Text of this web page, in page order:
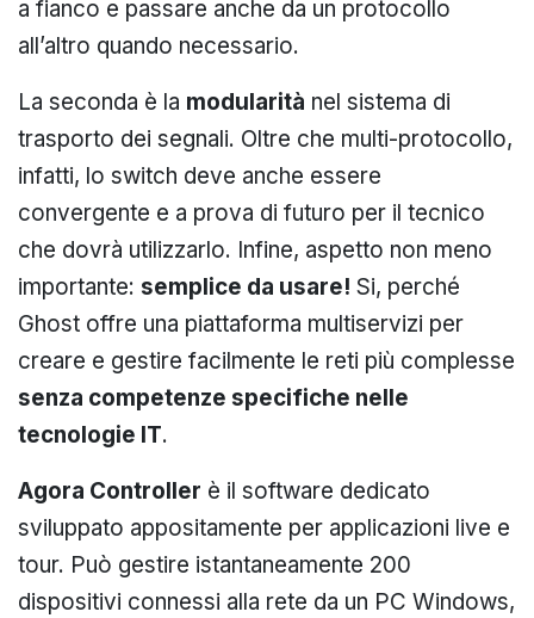
a fianco e passare anche da un protocollo
all’altro quando necessario.
La seconda è la modularità nel sistema di
trasporto dei segnali. Oltre che multi-protocollo,
infatti, lo switch deve anche essere
convergente e a prova di futuro per il tecnico
che dovrà utilizzarlo. Infine, aspetto non meno
importante: semplice da usare! Si, perché
Ghost offre una piattaforma multiservizi per
creare e gestire facilmente le reti più complesse
senza competenze specifiche nelle
tecnologie IT.
Agora Controller è il software dedicato
sviluppato appositamente per applicazioni live e
tour. Può gestire istantaneamente 200
dispositivi connessi alla rete da un PC Windows,